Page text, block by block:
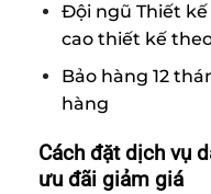
Đội ngũ Thiết
cao thiết kế
Bảo hàng 12
hàng
Cách đặt dịch vụ
ưu đãi giảm giá